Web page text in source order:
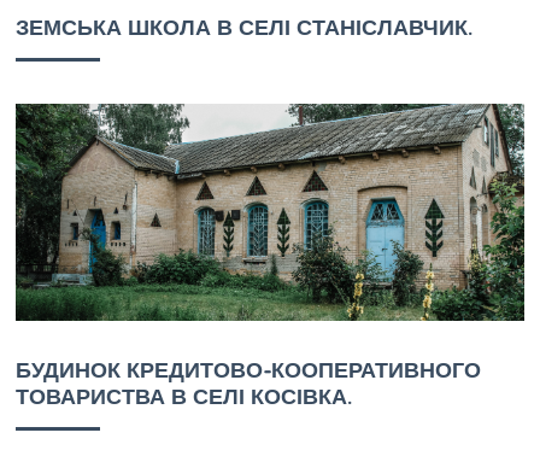
ЗЕМСЬКА ШКОЛА В СЕЛІ СТАНІСЛАВЧИК.
БУДИНОК КРЕДИТОВО-КООПЕРАТИВНОГО
ТОВАРИСТВА В СЕЛІ КОСІВКА.